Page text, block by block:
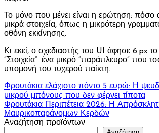
Το μόνο που μένει είναι η ερώτηση: πόσο
μικρά στοιχεία, όπως η μικρότερη
οθόνη εκκίνησης.
Κι εκεί, ο σχεδιαστής του UI άφησε 6 px το
“Στοιχεία”· ένα μικρό “παράπλευρο” που
υπομονή του τυχερού παίκτη.
Πλοήγηση
άρθρων
Φρουτάκια ελάχιστο πόντο 5 ευρώ: Η
μικρού μπόνους που δεν φέρνει τίποτα
Φρουτάκια Περιπέτεια 2026: Η
Μαυρικοπαράνομων Κερδών
Αναζήτηση προϊόντων